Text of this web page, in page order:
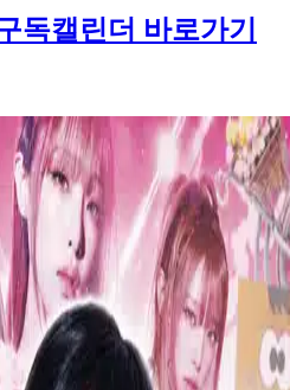
독캘린더 바로가기